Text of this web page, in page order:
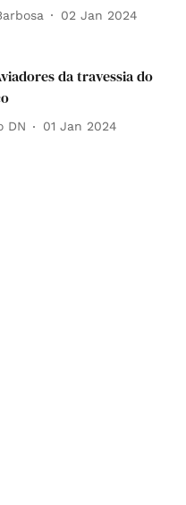
02 Jan 2024
da travessia do
DN 01 Jan 2024